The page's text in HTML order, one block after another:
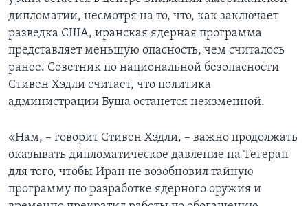
Языки
дипломатии, несмотря на то, что, как заключает
разведка США, иранская ядерная программа
представляет меньшую опасность, чем считалось
ранее. Советник по национальной безопасности
Стивен Хэдли считает, что политика
администрации Буша останется неизменной.
«Нам, – говорит Стивен Хэдли, – важно продолжать
оказывать дипломатическое давление на Тегеран
для того, чтобы Иран не возобновил тайную
программу по разработке ядерного оружия и